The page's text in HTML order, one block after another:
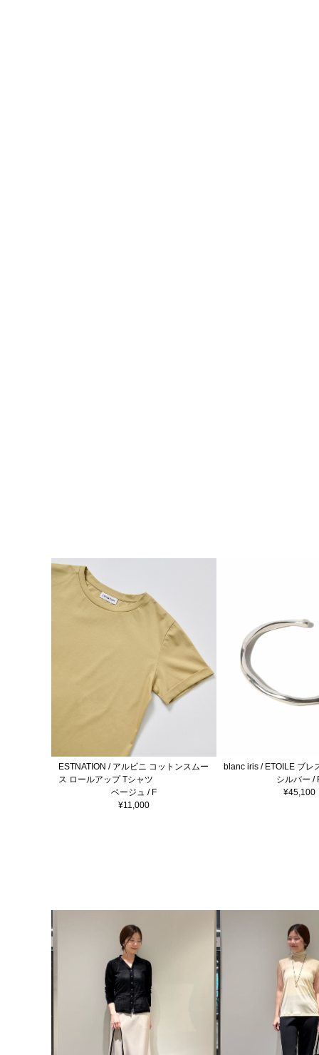
ESTNATION / アルビニ コットンスムー
ス ロールアップ Tシャツ
ベージュ / F
¥11,000
blanc iris / ETOILE ブレ
シルバー /
¥45,100